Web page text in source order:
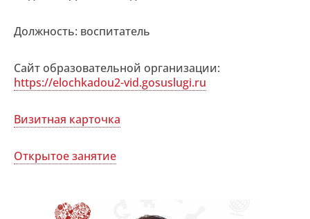
Должность: воспитатель
Сайт образовательной организации:
https://elochkadou2-vid.gosuslugi.ru
Визитная карточка
Открытое занятие